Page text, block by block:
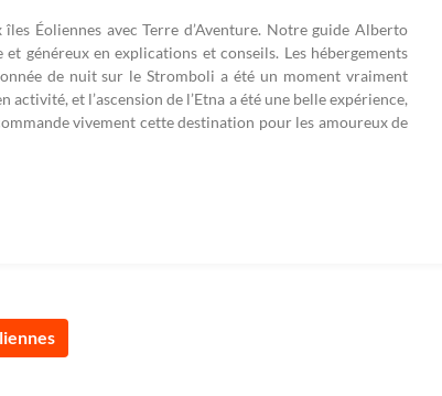
Éoliennes avec Terre d’Aventure. Notre guide Alberto
généreux en explications et conseils. Les hébergements
de nuit sur le Stromboli a été un moment vraiment
activité, et l’ascension de l’Etna a été une belle expérience,
vivement cette destination pour les amoureux de